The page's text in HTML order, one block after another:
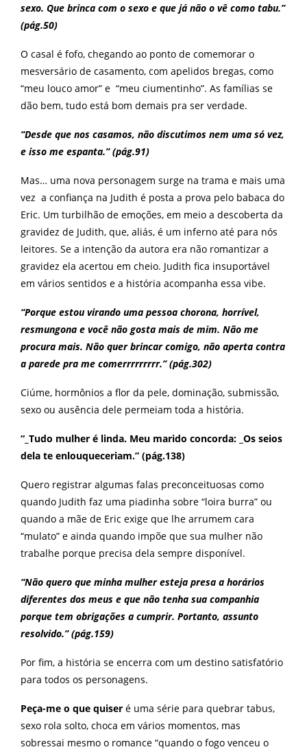
sexo. Que brinca com o sexo e que já não o vê como tabu.”
(pág.50)
O casal é fofo, chegando ao ponto de comemorar o
mesversário de casamento, com apelidos bregas, como
“meu louco amor” e “meu ciumentinho”. As famílias se
dão bem, tudo está bom demais pra ser verdade.
“Desde que nos casamos, não discutimos nem uma só vez,
e isso me espanta.” (pág.91)
Mas… uma nova personagem surge na trama e mais uma
vez a confiança na Judith é posta a prova pelo babaca do
Eric. Um turbilhão de emoções, em meio a descoberta da
gravidez de Judith, que, aliás, é um inferno até para nós
leitores. Se a intenção da autora era não romantizar a
gravidez ela acertou em cheio. Judith fica insuportável
em vários sentidos e a história acompanha essa vibe.
“Porque estou virando uma pessoa chorona, horrível,
resmungona e você não gosta mais de mim. Não me
procura mais. Não quer brincar comigo, não aperta contra
a parede pra me comerrrrrrrrr.” (pág.302)
Ciúme, hormônios a flor da pele, dominação, submissão,
sexo ou ausência dele permeiam toda a história.
“_Tudo mulher é linda. Meu marido concorda: _Os seios
dela te enlouqueceriam.” (pág.138)
Quero registrar algumas falas preconceituosas como
quando Judith faz uma piadinha sobre “loira burra” ou
quando a mãe de Eric exige que lhe arrumem cara
“mulato” e ainda quando impõe que sua mulher não
trabalhe porque precisa dela sempre disponível.
“Não quero que minha mulher esteja presa a horários
diferentes dos meus e que não tenha sua companhia
porque tem obrigações a cumprir. Portanto, assunto
resolvido.” (pág.159)
Por fim, a história se encerra com um destino satisfatório
para todos os personagens.
Peça-me o que quiser é uma série para quebrar tabus,
sexo rola solto, choca em vários momentos, mas
sobressai mesmo o romance “quando o fogo venceu o